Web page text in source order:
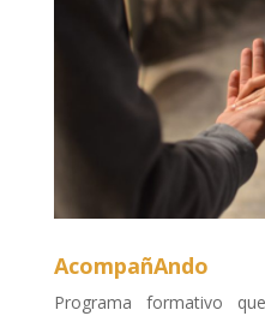
AcompañAndo
Programa formativo